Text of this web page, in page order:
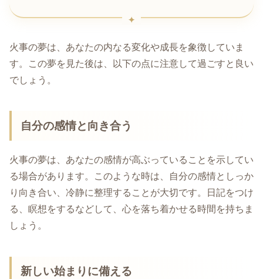
火事の夢は、あなたの内なる変化や成長を象徴していま
す。この夢を見た後は、以下の点に注意して過ごすと良い
でしょう。
自分の感情と向き合う
火事の夢は、あなたの感情が高ぶっていることを示してい
る場合があります。このような時は、自分の感情としっか
り向き合い、冷静に整理することが大切です。日記をつけ
る、瞑想をするなどして、心を落ち着かせる時間を持ちま
しょう。
新しい始まりに備える